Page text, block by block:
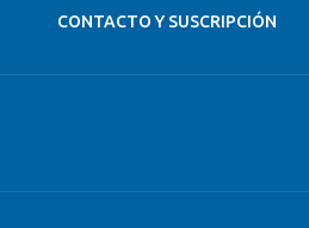
CONTACTO Y SUSCRIPCIÓN